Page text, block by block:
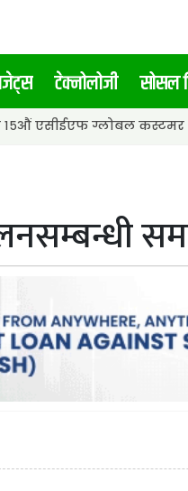
टेक्नोलोजी सोसल
ग्लोबल कस्टमर इन्गेजमेन्ट